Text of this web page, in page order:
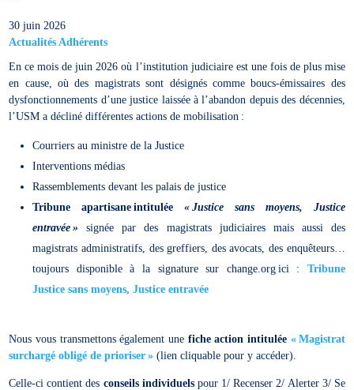
30 juin 2026
Actualités Adhérents
En ce mois de juin 2026 où l’institution judiciaire est une fois de plus mise
en cause, où des magistrats sont désignés comme boucs-émissaires des
dysfonctionnements d’une justice laissée à l’abandon depuis des décennies,
l’USM a décliné différentes actions de mobilisation :
Courriers au ministre de la Justice
Interventions médias
Rassemblements devant les palais de justice
Tribune apartisane intitulée« Justice sans moyens, Justice
entravée » signée par des magistrats judiciaires mais aussi des
magistrats administratifs, des greffiers, des avocats, des enquêteurs…
toujours disponible à la signature sur change.org ici : Tribune
Justice sans moyens, Justice entravée
Nous vous transmettons également une fiche action intitulée « Magistrat
surchargé obligé de prioriser » (lien cliquable pour y accéder).
Celle-ci contient des conseils individuelspour 1/ Recenser 2/ Alerter 3/ Se